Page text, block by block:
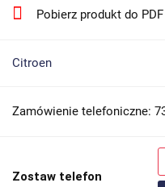
Pobierz produkt do PDF
Citroen
Zamówienie telefoniczne:
Zostaw telefon